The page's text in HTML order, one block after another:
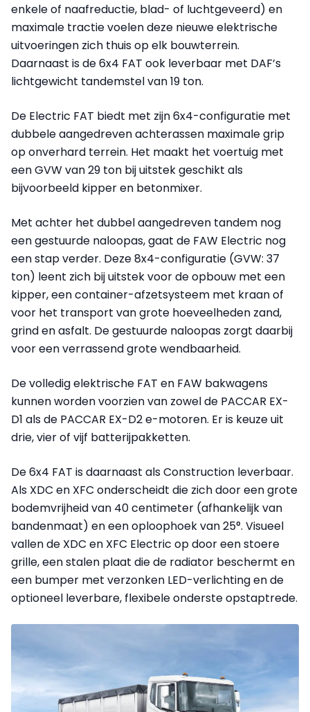
enkele of naafreductie, blad- of luchtgeveerd) en
maximale tractie voelen deze nieuwe elektrische
uitvoeringen zich thuis op elk bouwterrein.
Daarnaast is de 6x4 FAT ook leverbaar met DAF’s
lichtgewicht tandemstel van 19 ton.
De Electric FAT biedt met zijn 6x4-configuratie met
dubbele aangedreven achterassen maximale grip
op onverhard terrein. Het maakt het voertuig met
een GVW van 29 ton bij uitstek geschikt als
bijvoorbeeld kipper en betonmixer.
Met achter het dubbel aangedreven tandem nog
een gestuurde naloopas, gaat de FAW Electric nog
een stap verder. Deze 8x4-configuratie (GVW: 37
ton) leent zich bij uitstek voor de opbouw met een
kipper, een container-afzetsysteem met kraan of
voor het transport van grote hoeveelheden zand,
grind en asfalt. De gestuurde naloopas zorgt daarbij
voor een verrassend grote wendbaarheid.
De volledig elektrische FAT en FAW bakwagens
kunnen worden voorzien van zowel de PACCAR EX-
D1 als de PACCAR EX-D2 e-motoren. Er is keuze uit
drie, vier of vijf batterijpakketten.
De 6x4 FAT is daarnaast als Construction leverbaar.
Als XDC en XFC onderscheidt die zich door een grote
bodemvrijheid van 40 centimeter (afhankelijk van
bandenmaat) en een oploophoek van 25°. Visueel
vallen de XDC en XFC Electric op door een stoere
grille, een stalen plaat die de radiator beschermt en
een bumper met verzonken LED-verlichting en de
optioneel leverbare, flexibele onderste opstaptrede.